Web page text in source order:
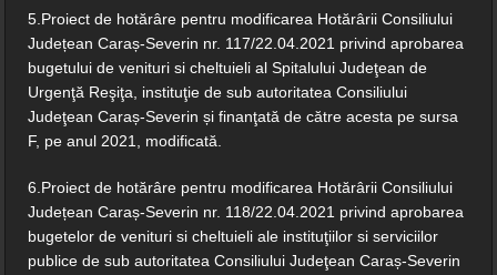
5.Proiect de hotărâre pentru modificarea Hotărârii Consiliului
Județean Caraș-Severin nr. 117/22.04.2021 privind aprobarea
bugetului de venituri si cheltuieli al Spitalului Judeţean de
Urgenţă Reşiţa, instituţie de sub autoritatea Consiliului
Judeţean Caraș-Severin și finanţată de către acesta pe sursa
F, pe anul 2021, modificată.
6.Proiect de hotărâre pentru modificarea Hotărârii Consiliului
Județean Caraș-Severin nr. 118/22.04.2021 privind aprobarea
bugetelor de venituri si cheltuieli ale instituţiilor si serviciilor
publice de sub autoritatea Consiliului Judeţean Caraș-Severin